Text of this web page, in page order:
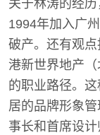
关于林涛的经
1994年加入广
破产。还有观
港新世界地产
的职业路径。
居的品牌形象
事长和首席设